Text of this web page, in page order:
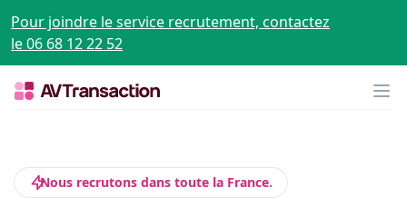
Pour joindre le service recrutement, contactez
le 06 68 12 22 52
Nous recrutons dans toute la France.